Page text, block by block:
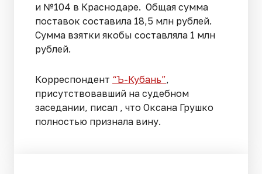
и №104 в Краснодаре. Общая сумма
поставок составила 18,5 млн рублей.
Сумма взятки якобы составляла 1 млн
рублей.
Корреспондент “Ъ-Кубань”,
присутствовавший на судебном
заседании, писал , что Оксана Грушко
полностью признала вину.